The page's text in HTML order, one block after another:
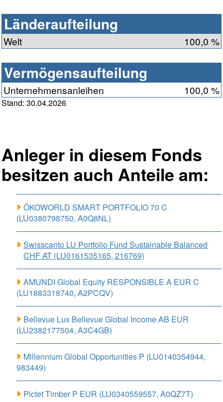
Länderaufteilung
Welt 100,0 %
Vermögensaufteilung
Unternehmensanleihen 100,0 %
Stand: 30.04.2026
Anleger in diesem Fonds
besitzen auch Anteile am:
ÖKOWORLD SMART PORTFOLIO 70 C
(LU0380798750, A0Q8NL)
Swisscanto LU Portfolio Fund Sustainable Balanced
CHF AT (LU0161535165, 216769)
AMUNDI Global Equity RESPONSIBLE A EUR C
(LU1883318740, A2PCQV)
Bellevue Lux Bellevue Global Income AB EUR
(LU2382177504, A3C4GB)
Millennium Global Opportunities P (LU0140354944,
983449)
Pictet Timber P EUR (LU0340559557, A0QZ7T)